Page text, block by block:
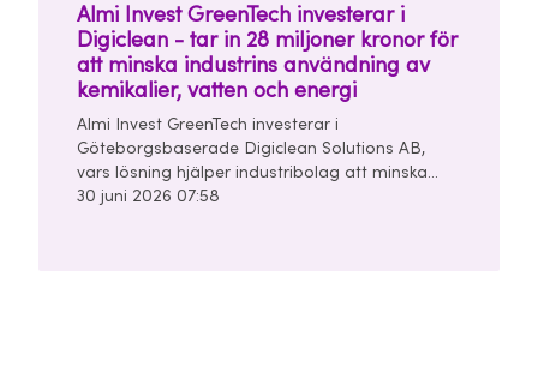
Almi Invest GreenTech investerar i
Digiclean - tar in 28 miljoner kronor för
att minska industrins användning av
kemikalier, vatten och energi
Almi Invest GreenTech investerar i
Göteborgsbaserade Digiclean Solutions AB,
vars lösning hjälper industribolag att minska
användningen av kemikalier, vatten och energi i
30 juni 2026 07:58